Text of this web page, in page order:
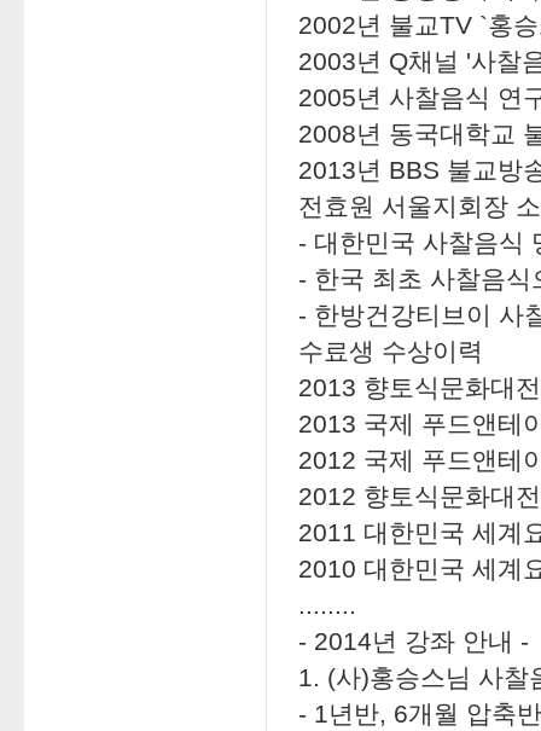
2002년 불교TV `홍
2003년 Q채널 '사찰
2005년 사찰음식 연
2008년 동국대학교
2013년 BBS 불교방
전효원 서울지회장
- 대한민국 사찰음식
- 한국 최초 사찰음
- 한방건강티브이 사
수료생 수상이력
2013 향토식문화대
2013 국제 푸드앤테
2012 국제 푸드앤테
2012 향토식문화대
2011 대한민국 세계
2010 대한민국 세계
........
- 2014년 강좌 안내 -
1. (사)홍승스님 사찰
- 1년반, 6개월 압축